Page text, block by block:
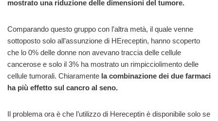
mostrato una riduzione delle dimensioni del tumore.
Comparando questo gruppo con l’altra metà, il quale venne
sottoposto solo all’assunzione di HEreceptin, hanno scoperto
che lo 0% delle donne non avevano traccia delle cellule
cancerose e solo il 3% ha mostrato un rimpicciolimento delle
cellule tumorali. Chiaramente la combinazione dei due farmaci
ha più effetto sul cancro al seno.
Il problema ora è che l’utilizzo di Hereceptin è disponibile solo se